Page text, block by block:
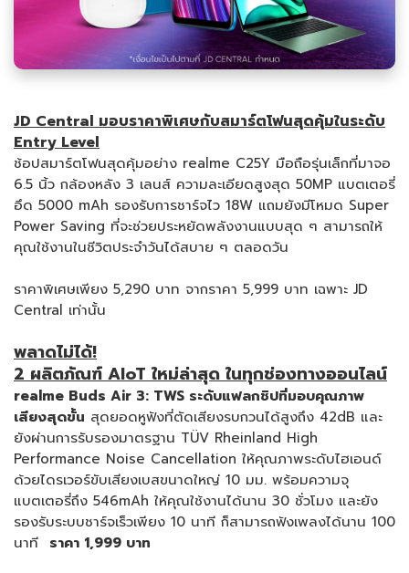
JD Central มอบราคาพิเศษกับสมาร์ตโฟนสุดคุ้มในระดับ
Entry Level
ช้อปสมาร์ตโฟนสุดคุ้มอย่าง realme C25Y มือถือรุ่นเล็กที่มาจอ
6.5 นิ้ว กล้องหลัง 3 เลนส์ ความละเอียดสูงสุด 50MP แบตเตอรี่
อึด 5000 mAh รองรับการชาร์จไว 18W แถมยังมีโหมด Super
Power Saving ที่จะช่วยประหยัดพลังงานแบบสุด ๆ สามารถให้
คุณใช้งานในชีวิตประจำวันได้สบาย ๆ ตลอดวัน
ราคาพิเศษเพียง 5,290 บาท จากราคา 5,999 บาท เฉพาะ JD
Central เท่านั้น
พลาดไม่ได้!
2 ผลิตภัณฑ์ AIoT ใหม่ล่าสุด ในทุกช่องทางออนไลน์
realme Buds Air 3: TWS ระดับแฟลกชิปที่มอบคุณภาพ
เสียงสุดขั้น สุดยอดหูฟังที่ตัดเสียงรบกวนได้สูงถึง 42dB และ
ยังผ่านการรับรองมาตรฐาน TÜV Rheinland High
Performance Noise Cancellation ให้คุณภาพระดับไฮเอนด์
ด้วยไดรเวอร์ขับเสียงเบสขนาดใหญ่ 10 มม. พร้อมความจุ
แบตเตอรี่ถึง 546mAh ให้คุณใช้งานได้นาน 30 ชั่วโมง และยัง
รองรับระบบชาร์จเร็วเพียง 10 นาที ก็สามารถฟังเพลงได้นาน 100
นาที ราคา 1,999 บาท